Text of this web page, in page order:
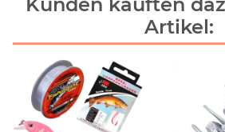
Artikel: